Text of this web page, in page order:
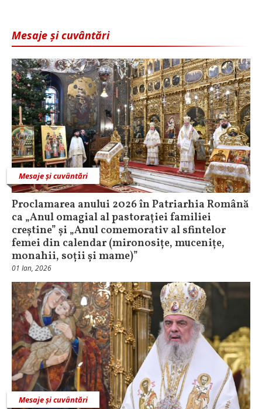
Mesaje și cuvântări
Mesaje și cuvântări
Proclamarea anului 2026 în Patriarhia Română
ca „Anul omagial al pastorației familiei
creștine” și „Anul comemorativ al sfintelor
femei din calendar (mironosițe, mucenițe,
monahii, soții și mame)”
01 Ian, 2026
Mesaje și cuvântări